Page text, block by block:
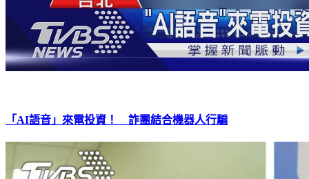
「AI語音」來電投資！ 詐團結合機器人行騙